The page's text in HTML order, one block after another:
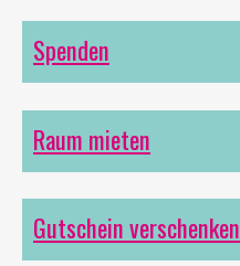
Spenden
Raum mieten
Gutschein verschenken